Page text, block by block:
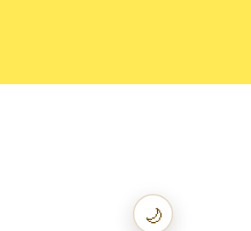
🌙เปลี่ยนเป็น